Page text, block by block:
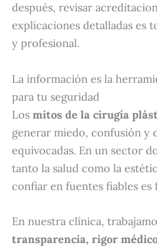
después, revisar
explicaciones detalladas es
y profesional.
La información es la
para tu seguridad
Los mitos de la cirugía
generar miedo, confusión y
equivocadas. En un sector
tanto la salud como la
confiar en fuentes fiables es
En nuestra clínica,
transparencia, rigor